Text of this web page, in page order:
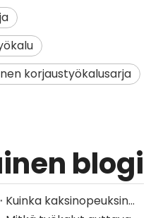
korjaustyökalusarja
blogi
Kuinka kaksinopeuksinen vaihteisto tukee erilaisia ​​poraustehtäviä?